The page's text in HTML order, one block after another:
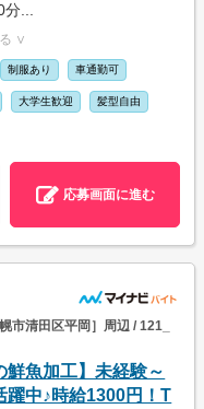
分...
∨
制服あり 車通勤可
大学生歓迎 髪型自由
応募画面に進む
清田区平岡］周辺 / 121_
鮮魚加工】未経験～
躍中♪時給1300円！T